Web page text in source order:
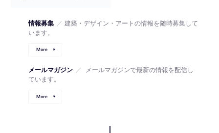
情報募集 ／ 建築・デザイン・アートの情報を随時募集して
います。
More
メールマガジン ／
メールマガジンで最新の情報を配信し
ています。
More